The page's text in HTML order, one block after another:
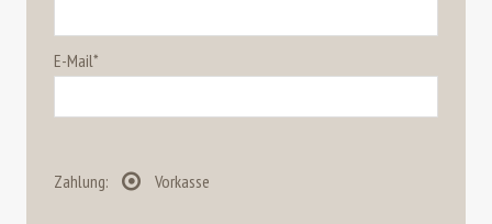
E-Mail*
Zahlung: Vorkasse